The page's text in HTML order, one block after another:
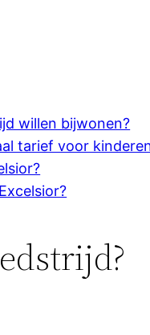
willen bijwonen?
tarief voor